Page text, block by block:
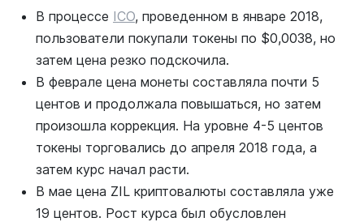
В процессе ICO, проведенном в январе 2018,
пользователи покупали токены по $0,0038, но
затем цена резко подскочила.
В феврале цена монеты составляла почти 5
центов и продолжала повышаться, но затем
произошла коррекция. На уровне 4-5 центов
токены торговались до апреля 2018 года, а
затем курс начал расти.
В мае цена ZIL криптовалюты составляла уже
19 центов. Рост курса был обусловлен